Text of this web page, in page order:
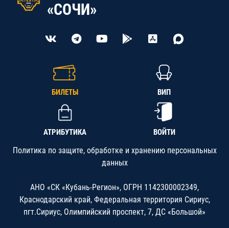
«СОЧИ»
БИЛЕТЫ ВИП
АТРИБУТИКА ВОЙТИ
Политика по защите, обработке и хранению персональных
данных
АНО «СК «Кубань-Регион», ОГРН 1142300002349,
Краснодарский край, Федеральная территория Сириус,
пгт.Сириус, Олимпийский проспект, 7, ДС «Большой»